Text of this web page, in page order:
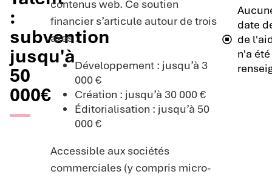
:
subvention
jusqu'à
50
000€
contenus web. Ce soutien
financier s’articule autour de trois
axes :
Développement : jusqu’à 3
000 €
Création : jusqu’à 30 000 €
Éditorialisation : jusqu’à 50
000 €
Accessible aux sociétés
commerciales (y compris micro-
date
de
n'a été